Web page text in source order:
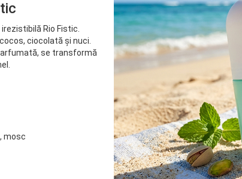
Rio Fistic.
ciocolată și nuci.
se transformă
mosc